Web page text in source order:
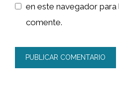
en este navegador
comente.